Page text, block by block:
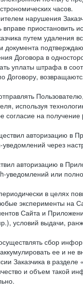
часов.
нарушения
приостановить
путем
документа
Договора в
уплаты штрафа в
Договору,
используя
согласие на
авторизацию в
через
авторизацию в
уведомлений или
в целях
эксперименты на
Сайта и
условий выдачи,
сбор
ее и не
Заказчика в
и объем такой